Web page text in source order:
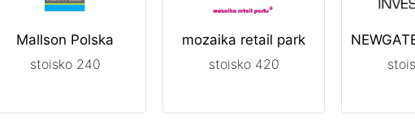
Mallson Polska
stoisko 240
mozaika retail park
stoisko 420